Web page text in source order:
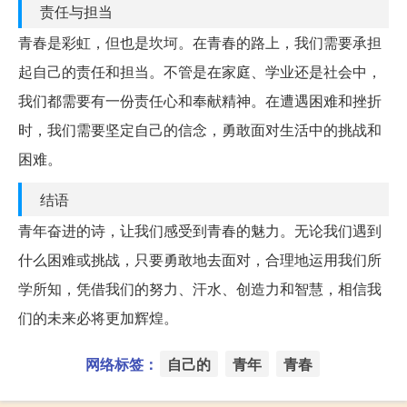
责任与担当
青春是彩虹，但也是坎坷。在青春的路上，我们需要承担
起自己的责任和担当。不管是在家庭、学业还是社会中，
我们都需要有一份责任心和奉献精神。在遭遇困难和挫折
时，我们需要坚定自己的信念，勇敢面对生活中的挑战和
困难。
结语
青年奋进的诗，让我们感受到青春的魅力。无论我们遇到
什么困难或挑战，只要勇敢地去面对，合理地运用我们所
学所知，凭借我们的努力、汗水、创造力和智慧，相信我
们的未来必将更加辉煌。
网络标签： 自己的 青年 青春